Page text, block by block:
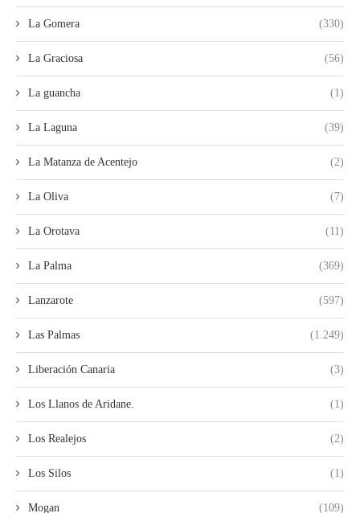
La Gomera (330)
La Graciosa (56)
La guancha (1)
La Laguna (39)
La Matanza de Acentejo (2)
La Oliva (7)
La Orotava (11)
La Palma (369)
Lanzarote (597)
Las Palmas (1.249)
Liberación Canaria (3)
Los Llanos de Aridane. (1)
Los Realejos (2)
Los Silos (1)
Mogan (109)